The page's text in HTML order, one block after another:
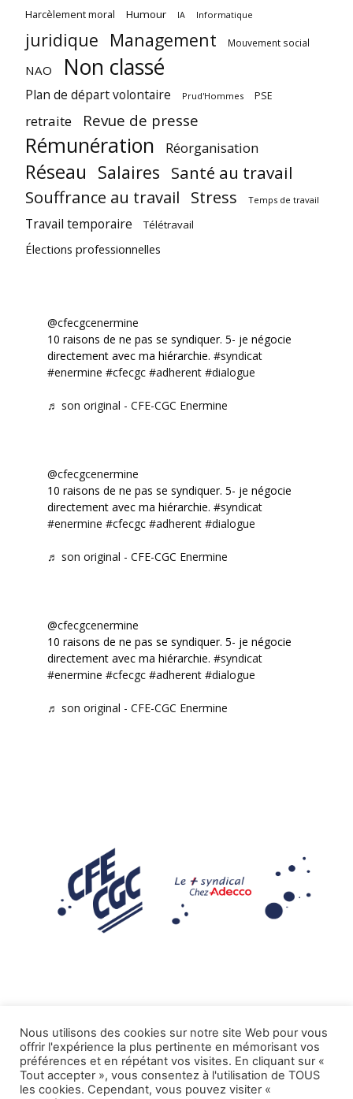
Harcèlement moral Humour IA Informatique
juridique Management Mouvement social
NAO Non classé
Plan de départ volontaire Prud'Hommes PSE
retraite Revue de presse
Rémunération Réorganisation
Réseau Salaires Santé au travail
Souffrance au travail Stress Temps de travail
Travail temporaire Télétravail
Élections professionnelles
@cfecgcenermine
10 raisons de ne pas se syndiquer. 5- je négocie
directement avec ma hiérarchie. #syndicat
#enermine #cfecgc #adherent #dialogue
♬ son original - CFE-CGC Enermine
@cfecgcenermine
10 raisons de ne pas se syndiquer. 5- je négocie
directement avec ma hiérarchie. #syndicat
#enermine #cfecgc #adherent #dialogue
♬ son original - CFE-CGC Enermine
@cfecgcenermine
10 raisons de ne pas se syndiquer. 5- je négocie
directement avec ma hiérarchie. #syndicat
#enermine #cfecgc #adherent #dialogue
♬ son original - CFE-CGC Enermine
Mentions légales
Tous droits réservés CFE-CGC ADECCO.
Nous utilisons des cookies sur notre site Web pour vous
offrir l'expérience la plus pertinente en mémorisant vos
préférences et en répétant vos visites. En cliquant sur «
Tout accepter », vous consentez à l'utilisation de TOUS
les cookies. Cependant, vous pouvez visiter «